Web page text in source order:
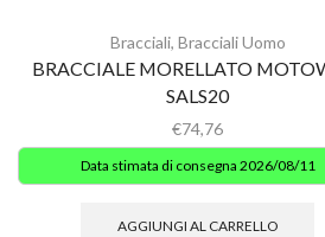
Bracciali, Bracciali Uomo
BRACCIALE MORELLATO
SALS20
€74,76
Data stimata di consegna 2026/08/11
AGGIUNGI AL CARRELLO